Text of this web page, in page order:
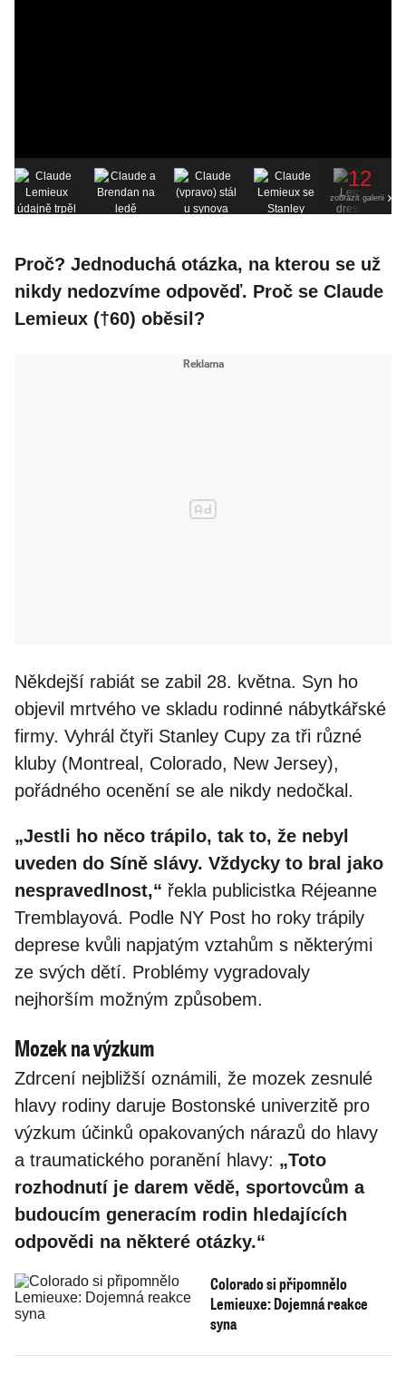
12
zobrazit galerii
Proč? Jednoduchá otázka, na kterou se už
nikdy nedozvíme odpověď. Proč se Claude
Lemieux (†60) oběsil?
Někdejší rabiát se zabil 28. května. Syn ho
objevil mrtvého ve skladu rodinné nábytkářské
firmy. Vyhrál čtyři Stanley Cupy za tři různé
kluby (Montreal, Colorado, New Jersey),
pořádného ocenění se ale nikdy nedočkal.
„Jestli ho něco trápilo, tak to, že nebyl
uveden do Síně slávy. Vždycky to bral jako
nespravedlnost,“ řekla publicistka Réjeanne
Tremblayová. Podle NY Post ho roky trápily
deprese kvůli napjatým vztahům s některými
ze svých dětí. Problémy vygradovaly
nejhorším možným způsobem.
Mozek na výzkum
Zdrcení nejbližší oznámili, že mozek zesnulé
hlavy rodiny daruje Bostonské univerzitě pro
výzkum účinků opakovaných nárazů do hlavy
a traumatického poranění hlavy: „Toto
rozhodnutí je darem vědě, sportovcům a
budoucím generacím rodin hledajících
odpovědi na některé otázky.“
Colorado si připomnělo
Lemieuxe: Dojemná reakce
syna